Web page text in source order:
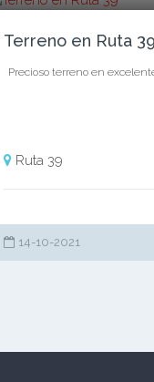
Terreno en Ruta 39
Precioso terreno en
Ruta 39
14-10-2021